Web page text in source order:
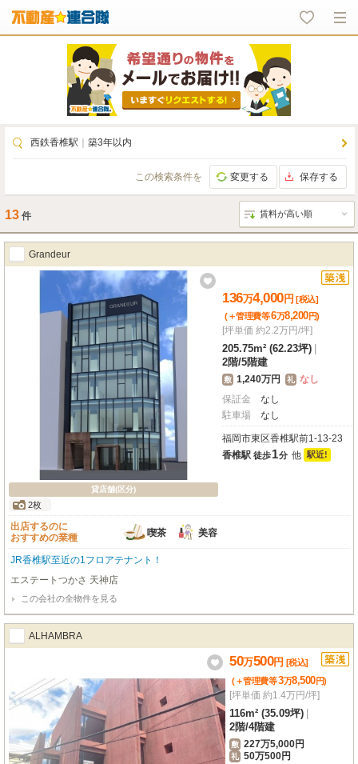
西鉄香椎駅 築3年以内
この検索条件を 変更する 保存する
13 件
Grandeur
貸店舗(区分)
2枚
136万4,000円 [税込]
(＋管理費等6万8,200円)
[坪単価 約2.2万円/坪]
205.75m² (62.23坪)
2階/5階建
敷 1,240万円 礼 なし
保証金
なし
駐車場
なし
福岡市東区香椎駅前1-13-23
香椎駅 徒歩1分 他 駅近!
出店するのに
おすすめの業種
喫茶 美容
JR香椎駅至近の1フロアテナント！
エステートつかさ 天神店
この会社の全物件を見る
ALHAMBRA
50万500円 [税込]
(＋管理費等3万8,500円)
[坪単価 約1.4万円/坪]
116m² (35.09坪)
2階/4階建
敷 227万5,000円
礼 50万500円